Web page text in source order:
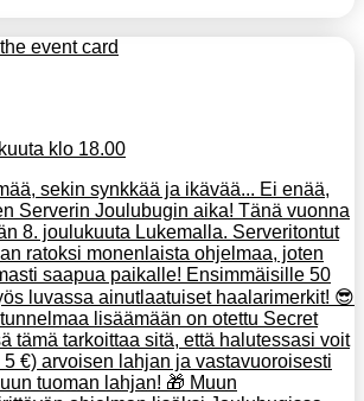
klo 18.00
sekin synkkää ja ikävää... Ei enää,
Serverin Joulubugin aika! Tänä vuonna
8. joulukuuta Lukemalla. Serveritontut
ratoksi monenlaista ohjelmaa, joten
saapua paikalle! Ensimmäisille 50
luvassa ainutlaatuiset haalarimerkit! 😎
lisäämään on otettu Secret
tämä tarkoittaa sitä, että halutessasi voit
€) arvoisen lahjan ja vastavuoroisesti
tuoman lahjan! 🎁 Muun